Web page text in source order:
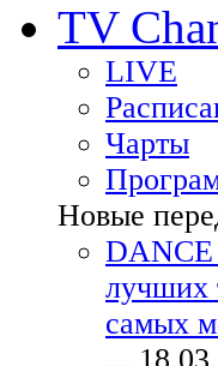
TV
LIVE
Чарты
Новые
DANCE
лучших
самых